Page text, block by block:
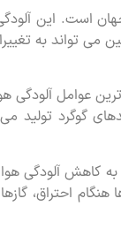
است. این
می تواند به
عوامل آلودگی
گوگرد تولید
کاهش آلودگی
احتراق،